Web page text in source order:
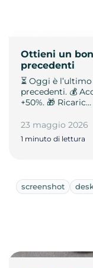
Ottieni un
precedenti
⏳ Oggi è
precedenti. 💰
+50%. 🎁 Ricaric…
23 maggio 2026
1 minuto di lettura
screenshot